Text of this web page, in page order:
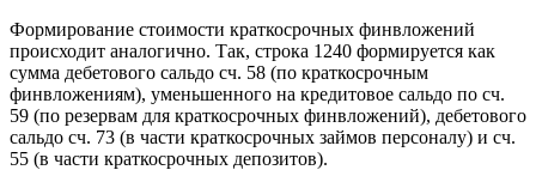
Формирование стоимости краткосрочных финвложений
происходит аналогично. Так, строка 1240 формируется как
сумма дебетового сальдо сч. 58 (по краткосрочным
финвложениям), уменьшенного на кредитовое сальдо по сч.
59 (по резервам для краткосрочных финвложений), дебетового
сальдо сч. 73 (в части краткосрочных займов персоналу) и сч.
55 (в части краткосрочных депозитов).